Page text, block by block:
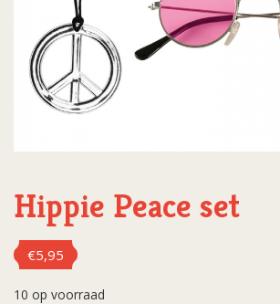
Hippie Peace set
€5,95
10 op voorraad